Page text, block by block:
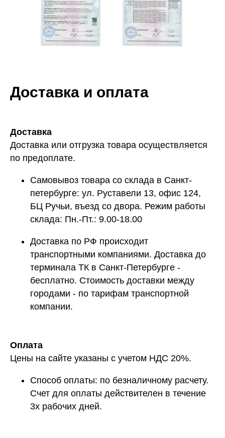
Доставка и оплата
Доставка
Доставка или отгрузка товара осуществляется
по предоплате.
Самовывоз товара со склада в Санкт-
петербурге: ул. Руставели 13, офис 124,
БЦ Ручьи, въезд со двора. Режим работы
склада: Пн.-Пт.: 9.00-18.00
Доставка по РФ происходит
транспортными компаниями. Доставка до
терминала ТК в Санкт-Петербурге -
бесплатно. Стоимость доставки между
городами - по тарифам транспортной
компании.
Оплата
Цены на сайте указаны с учетом НДС 20%.
Способ оплаты: по безналичному расчету.
Счет для оплаты действителен в течение
3х рабочих дней.
Мы принимаем к оплате: